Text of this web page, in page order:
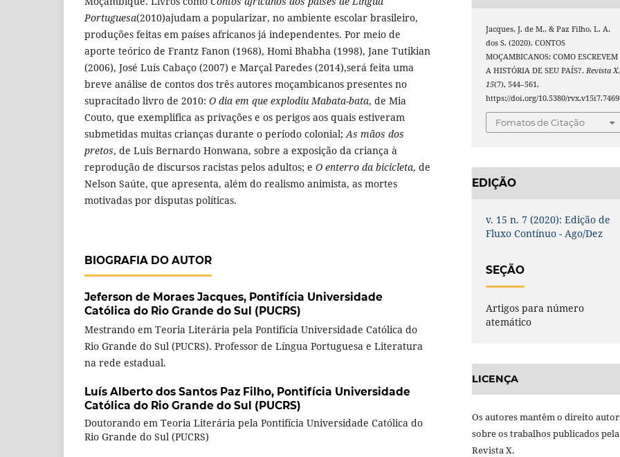
Portuguesa(2010)ajudam a popularizar, no ambiente escolar brasileiro,
produções feitas em países africanos já independentes. Por meio de
aporte teórico de Frantz Fanon (1968), Homi Bhabha (1998), Jane Tutikian
(2006), José Luís Cabaço (2007) e Marçal Paredes (2014),será feita uma
breve análise de contos dos três autores moçambicanos presentes no
supracitado livro de 2010: O dia em que explodiu Mabata-bata, de Mia
Couto, que exemplifica as privações e os perigos aos quais estiveram
submetidas muitas crianças durante o período colonial;As mãos dos
pretos, de Luis Bernardo Honwana, sobre a exposição da criança à
reprodução de discursos racistas pelos adultos; e O enterro da bicicleta, de
Nelson Saúte, que apresenta, além do realismo animista, as mortes
motivadas por disputas políticas.
BIOGRAFIA DO AUTOR
Jeferson de Moraes Jacques, Pontifícia Universidade
Católica do Rio Grande do Sul (PUCRS)
Mestrando em Teoria Literária pela Pontifícia Universidade Católica do
Rio Grande do Sul (PUCRS). Professor de Língua Portuguesa e Literatura
na rede estadual.
Luís Alberto dos Santos Paz Filho, Pontifícia Universidade
Católica do Rio Grande do Sul (PUCRS)
Doutorando em Teoria Literária pela Pontifícia Universidade Católica do
Rio Grande do Sul (PUCRS)
Jacques, J. de M., & Paz Filho, L. A.
dos S. (2020). CONTOS
MOÇAMBICANOS: COMO ESCREVEM
A HISTÓRIA DE SEU PAÍS?.Revista X,
15(7), 544–561.
https://doi.org/10.5380/
Fomatos de Citação
EDIÇÃO
v. 15 n. 7 (2020): Edição de
Fluxo Contínuo - Ago/Dez
SEÇÃO
Artigos para número
atemático
LICENÇA
Os autores mantêm o direito
sobre os trabalhos publicados pela
Revista X.